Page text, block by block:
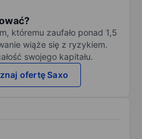
któremu zaufało ponad 1,5
wiąże się z ryzykiem.
swojego kapitału.
ofertę Saxo